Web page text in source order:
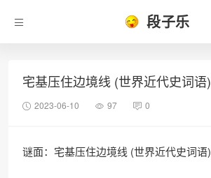
段子乐
宅基压住边境线 (世界近代史词语)
2023-06-10 97 0
谜面：宅基压住边境线 (世界近代史词语)